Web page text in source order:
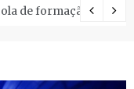
de formação.